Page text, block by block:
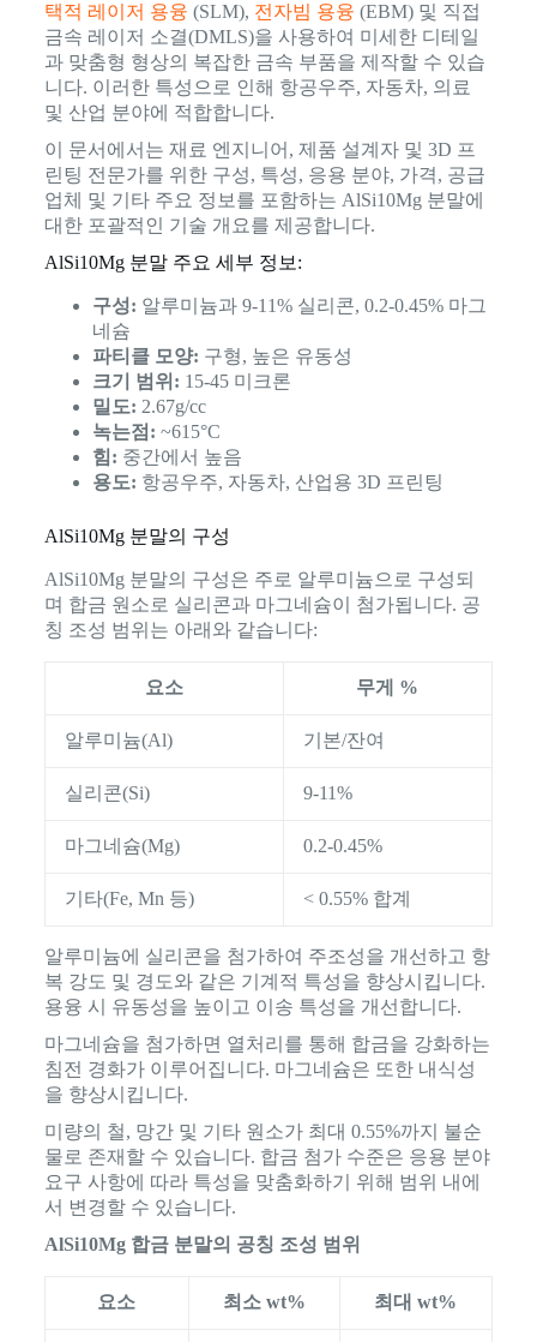
택적 레이저 용융 (SLM), 전자빔 용융 (EBM) 및 직접
금속 레이저 소결(DMLS)을 사용하여 미세한 디테일
과 맞춤형 형상의 복잡한 금속 부품을 제작할 수 있습
니다. 이러한 특성으로 인해 항공우주, 자동차, 의료
및 산업 분야에 적합합니다.
이 문서에서는 재료 엔지니어, 제품 설계자 및 3D 프
린팅 전문가를 위한 구성, 특성, 응용 분야, 가격, 공급
업체 및 기타 주요 정보를 포함하는 AlSi10Mg 분말에
대한 포괄적인 기술 개요를 제공합니다.
AlSi10Mg 분말 주요 세부 정보:
구성: 알루미늄과 9-11% 실리콘, 0.2-0.45% 마그
네슘
파티클 모양: 구형, 높은 유동성
크기 범위: 15-45 미크론
밀도: 2.67g/cc
녹는점: ~615°C
힘: 중간에서 높음
용도: 항공우주, 자동차, 산업용 3D 프린팅
AlSi10Mg 분말의 구성
AlSi10Mg 분말의 구성은 주로 알루미늄으로 구성되
며 합금 원소로 실리콘과 마그네슘이 첨가됩니다. 공
칭 조성 범위는 아래와 같습니다:
요소 무게 %
알루미늄(Al) 기본/잔여
실리콘(Si) 9-11%
마그네슘(Mg) 0.2-0.45%
기타(Fe, Mn 등) < 0.55% 합계
알루미늄에 실리콘을 첨가하여 주조성을 개선하고 항
복 강도 및 경도와 같은 기계적 특성을 향상시킵니다.
용융 시 유동성을 높이고 이송 특성을 개선합니다.
마그네슘을 첨가하면 열처리를 통해 합금을 강화하는
침전 경화가 이루어집니다. 마그네슘은 또한 내식성
을 향상시킵니다.
미량의 철, 망간 및 기타 원소가 최대 0.55%까지 불순
물로 존재할 수 있습니다. 합금 첨가 수준은 응용 분야
요구 사항에 따라 특성을 맞춤화하기 위해 범위 내에
서 변경할 수 있습니다.
AlSi10Mg 합금 분말의 공칭 조성 범위
요소 최소 wt% 최대 wt%